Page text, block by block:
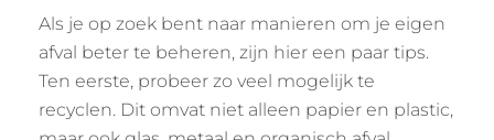
Als je op zoek bent naar manieren om je eigen
afval beter te beheren, zijn hier een paar tips.
Ten eerste, probeer zo veel mogelijk te
recyclen. Dit omvat niet alleen papier en plastic,